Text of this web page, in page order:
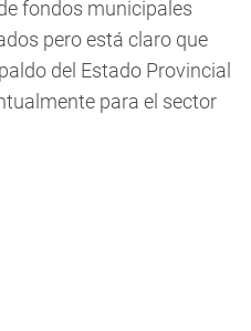
fondos municipales
pero está claro que
del Estado Provincial
para el sector